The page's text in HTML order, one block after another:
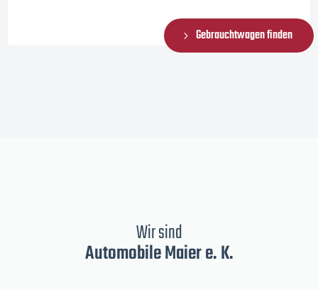
Gebrauchtwagen finden
Wir sind
Automobile Maier e. K.